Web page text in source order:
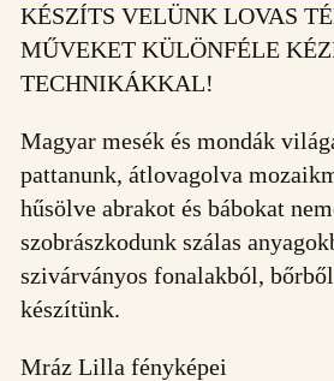
KÉSZÍTS VELÜNK LOVAS
MŰVEKET KÜLÖNFÉLE
TECHNIKÁKKAL!
Magyar mesék és mondák
pattanunk, átlovagolva
hűsölve abrakot és bábokat
szobrászkodunk szálas
szivárványos fonalakból,
készítünk.
Mráz Lilla fényképei